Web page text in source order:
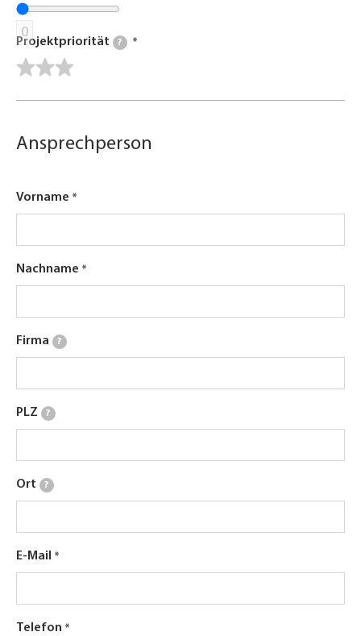
0
Projektpriorität ?
Ansprechperson
Vorname
Nachname
Firma ?
PLZ ?
Ort ?
E-Mail
Telefon